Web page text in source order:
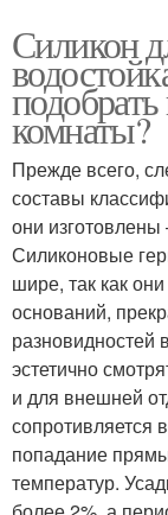
Силикон
комнаты?
Прежде всего,
составы
они изготовлены
Силиконовые
шире, так как
оснований,
разновидностей
эстетично
и для внешней
сопротивляется
попадание
температур.